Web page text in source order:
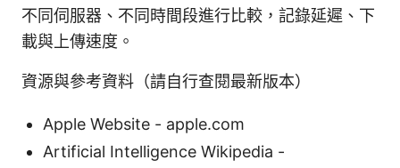
不同伺服器、不同時間段進行比較，記錄延遲、下
載與上傳速度。
資源與參考資料（請自行查閱最新版本）
Apple Website - apple.com
Artificial Intelligence Wikipedia -